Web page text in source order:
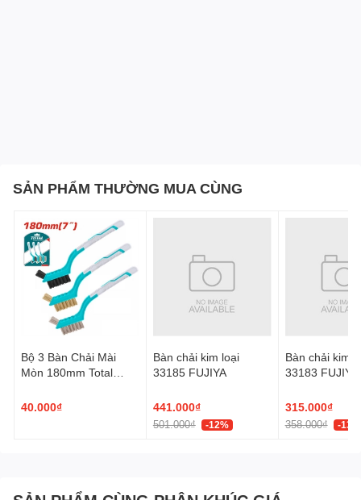
SẢN PHẨM THƯỜNG MUA CÙNG
Bộ 3 Bàn Chải Mài
Mòn 180mm Total
40.000₫
Bàn chải kim loại
33185 FUJIYA
441.000₫
501.000₫ -12%
Bàn chải kim
33183 FUJIYA
315.000₫
358.000₫ -13%